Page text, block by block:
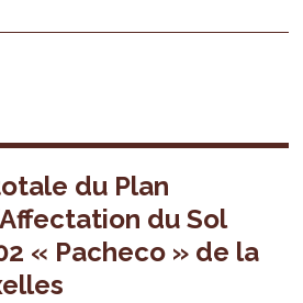
du Plan
du Sol
« Pacheco » de la